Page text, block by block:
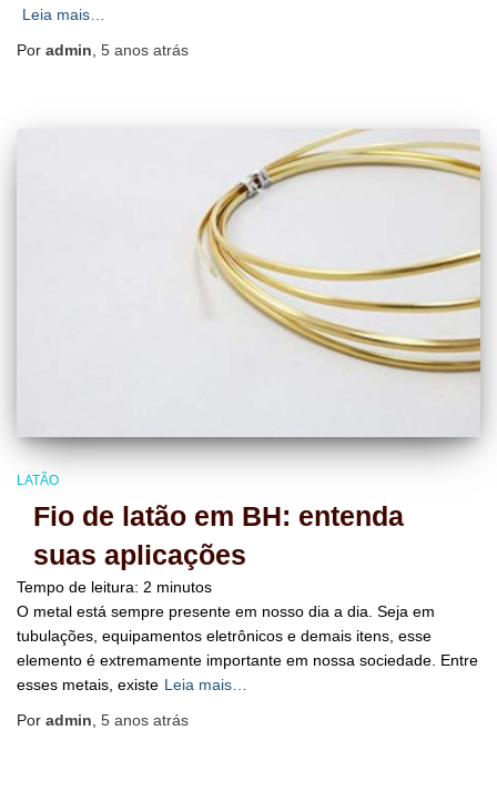
Leia mais…
Por admin 5 anos atrás
LATÃO
Fio de latão em BH: entenda
suas aplicações
Tempo de leitura: 2 minutos
O metal está sempre presente em nosso dia a dia. Seja em
tubulações, equipamentos eletrônicos e demais itens, esse
elemento é extremamente importante em nossa sociedade. Entre
esses metais, existe Leia mais…
Por admin, 5 anos atrás